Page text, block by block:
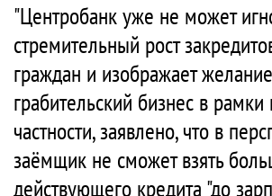
"Центробанк уже не может
стремительный рост
граждан и изображает
грабительский бизнес в
частности, заявлено, что в
заёмщик не сможет взять
действующего кредита "до